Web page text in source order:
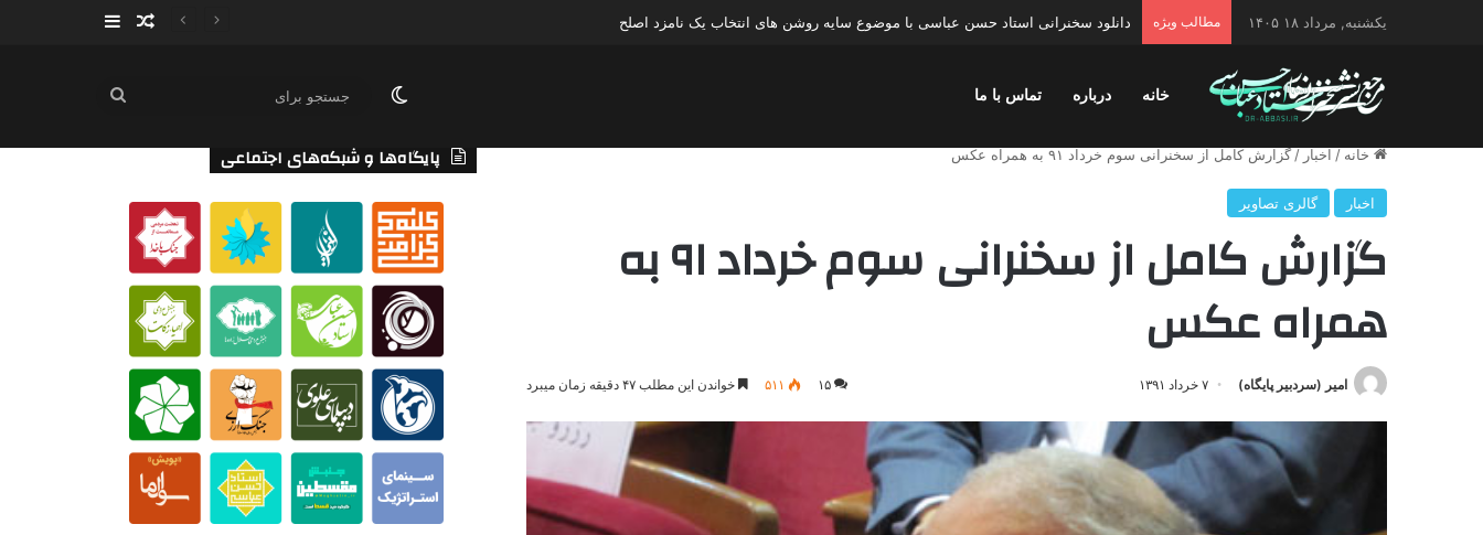
یکشنبه, مرداد ۱۸ ۱۴۰۵ مطالب ویژه دانلود سخنرانی استاد حسن عباسی با موضوع سایه روشن های انتخاب یک نامزد اصلح نوشته تصادفی
سایدبار
خانه درباره تماس با ما تغییر پوسته
جستجو
خانه / اخبار / گزارش کامل از سخنرانی سوم خرداد ۹۱ به همراه عکس
اخبار گالری تصاویر
گزارش کامل از سخنرانی سوم خرداد ۹۱ به
همراه عکس
امیر (سردبیر پایگاه) ۷ خرداد ۱۳۹۱ ۱۵ ۵۱۱ خواندن این مطلب ۴۷ دقیقه زمان میبرد
پایگاه‌ها و شبکه‌های اجتماعی